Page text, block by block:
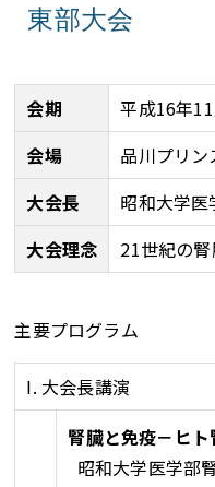
東部大会
会期
平成16年
会場
品川プリ
大会長
昭和大学
大会理念
21世紀の
主要プログラム
I. 大会長講演
腎臓と免疫－ヒ
昭和大学医学部